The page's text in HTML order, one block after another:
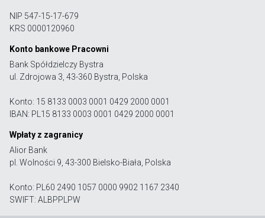
NIP 547-15-17-679
KRS 0000120960
Konto bankowe Pracowni
Bank Spółdzielczy Bystra
ul. Zdrojowa 3, 43-360 Bystra, Polska
Konto: 15 8133 0003 0001 0429 2000 0001
IBAN: PL15 8133 0003 0001 0429 2000 0001
Wpłaty z zagranicy
Alior Bank
pl. Wolności 9, 43-300 Bielsko-Biała, Polska
Konto: PL60 2490 1057 0000 9902 1167 2340
SWIFT: ALBPPLPW